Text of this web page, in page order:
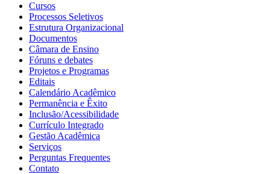
Cursos
Processos Seletivos
Estrutura Organizacional
Documentos
Câmara de Ensino
Fóruns e debates
Projetos e Programas
Editais
Calendário Acadêmico
Permanência e Êxito
Inclusão/Acessibilidade
Currículo Integrado
Gestão Acadêmica
Serviços
Perguntas Frequentes
Contato